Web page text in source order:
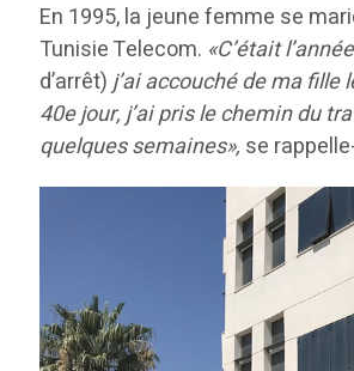
En 1995, la jeune femme se
Tunisie Telecom. «C’était
d’arrêt)j’ai accouché de ma
40e jour, j’ai pris le chemin du
quelques semaines», se